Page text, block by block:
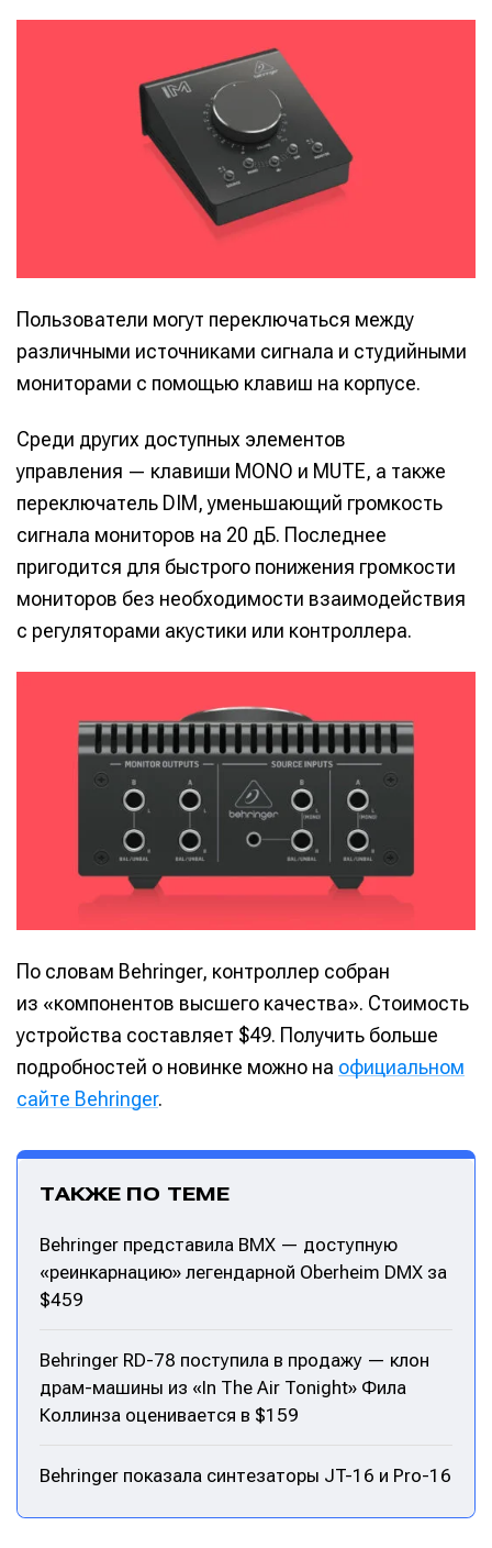
Пользователи могут переключаться между
различными источниками сигнала и студийными
мониторами с помощью клавиш на корпусе.
Среди других доступных элементов
управления — клавиши MONO и MUTE, а также
переключатель DIM, уменьшающий громкость
сигнала мониторов на 20 дБ. Последнее
пригодится для быстрого понижения громкости
мониторов без необходимости взаимодействия
с регуляторами акустики или контроллера.
По словам Behringer, контроллер собран
из «компонентов высшего качества». Стоимость
устройства составляет $49. Получить больше
подробностей о новинке можно на официальном
сайте Behringer.
ТАКЖЕ ПО ТЕМЕ
Behringer представила BMX — доступную
«реинкарнацию» легендарной Oberheim DMX за
$459
Behringer RD-78 поступила в продажу — клон
драм-машины из «In The Air Tonight» Фила
Коллинза оценивается в $159
Behringer показала синтезаторы JT-16 и Pro-16